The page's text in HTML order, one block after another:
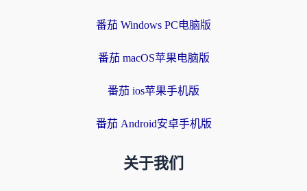
番茄 Windows PC电脑版
番茄 macOS苹果电脑版
番茄 ios苹果手机版
番茄 Android安卓手机版
关于我们